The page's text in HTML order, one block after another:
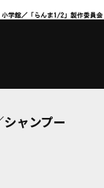
シャンプー